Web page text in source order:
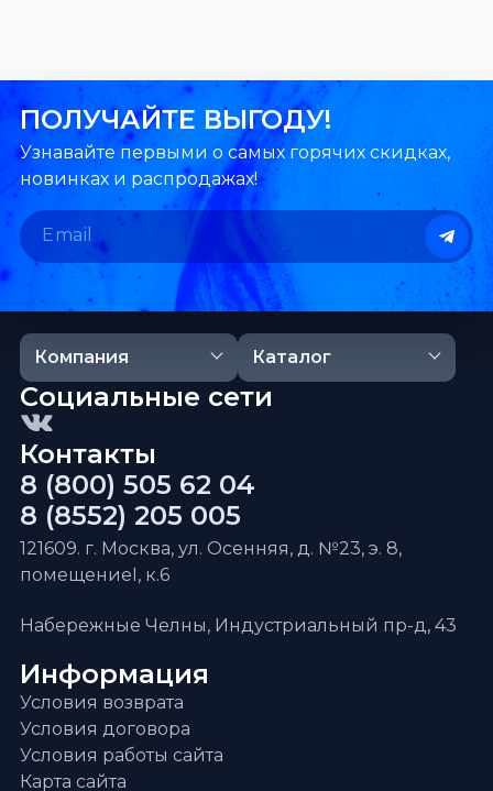
ПОЛУЧАЙТЕ ВЫГОДУ!
Узнавайте первыми о самых горячих скидках,
новинках и распродажах!
Компания Каталог
Информация
Условия возврата
Условия договора
Условия работы сайта
Карта сайта
Контакты
8 (800) 505 62 04
8 (8552) 205 005
121609. г. Москва, ул. Осенняя, д. №23, э. 8,
помещениеI, к.6
Набережные Челны, Индустриальный пр-д, 43
Социальные сети